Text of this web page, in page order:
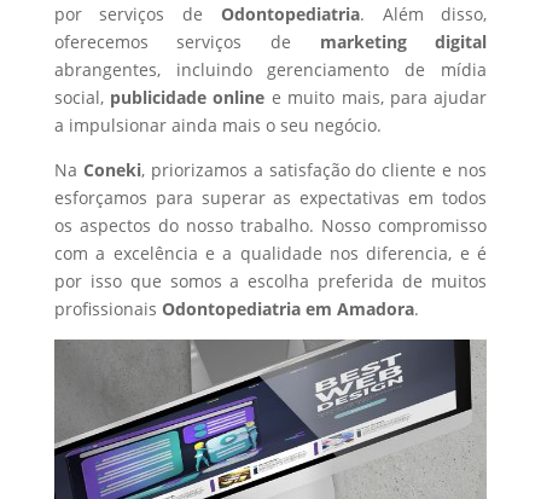
por serviços de Odontopediatria. Além disso,
oferecemos serviços de marketing digital
abrangentes, incluindo gerenciamento de mídia
social, publicidade online e muito mais, para ajudar
a impulsionar ainda mais o seu negócio.
Na Coneki, priorizamos a satisfação do cliente e nos
esforçamos para superar as expectativas em todos
os aspectos do nosso trabalho. Nosso compromisso
com a excelência e a qualidade nos diferencia, e é
por isso que somos a escolha preferida de muitos
profissionais Odontopediatriaem Amadora.